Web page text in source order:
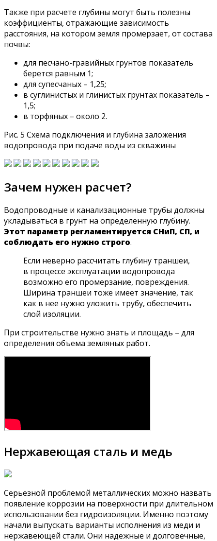
Также при расчете глубины могут быть полезны
коэффициенты, отражающие зависимость
расстояния, на котором земля промерзает, от состава
почвы:
для песчано-гравийных грунтов показатель
берется равным 1;
для супесчаных – 1,25;
в суглинистых и глинистых грунтах показатель –
1,5;
в торфяных – около 2.
Рис. 5 Схема подключения и глубина заложения
водопровода при подаче воды из скважины
Зачем нужен расчет?
Водопроводные и канализационные трубы должны
укладываться в грунт на определенную глубину.
Этот параметр регламентируется СНиП, СП, и
соблюдать его нужно строго.
Если неверно рассчитать глубину траншеи,
в процессе эксплуатации водопровода
возможно его промерзание, повреждения.
Ширина траншеи тоже имеет значение, так
как в нее нужно уложить трубу, обеспечить
слой изоляции.
При строительстве нужно знать и площадь – для
определения объема земляных работ.
Нержавеющая сталь и медь
Серьезной проблемой металлических можно назвать
появление коррозии на поверхности при длительном
использовании без гидроизоляции. Именно поэтому
начали выпускать варианты исполнения из меди и
нержавеющей стали. Они надежные и долговечные,